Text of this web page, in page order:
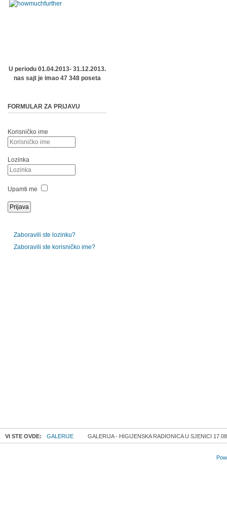
U periodu 01.04.2013- 31.12.2013.
nas sajt je imao 47 348 poseta
FORMULAR ZA PRIJAVU
Korisničko ime
Lozinka
Upamti me
Zaboravili ste lozinku?
Zaboravili ste korisničko ime?
VI STE OVDE: GALERIJE GALERIJA - HIGIJENSKA RADIONICA U SJENICI